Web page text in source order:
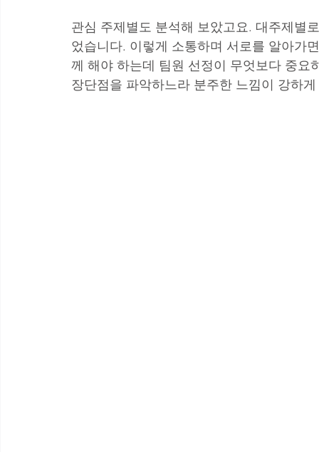
관심 주제별도 분석해 보았고요. 대주제별
었습니다. 이렇게 소통하며 서로를 알아가
께 해야 하는데 팀원 선정이 무엇보다 중
장단점을 파악하느라 분주한 느낌이 강하